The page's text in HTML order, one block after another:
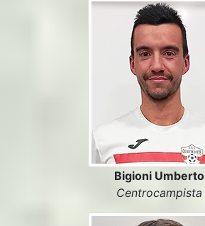
Bigioni Umberto
Centrocampista